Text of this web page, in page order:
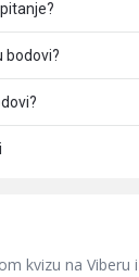
bodovi?
kvizu na Viberu